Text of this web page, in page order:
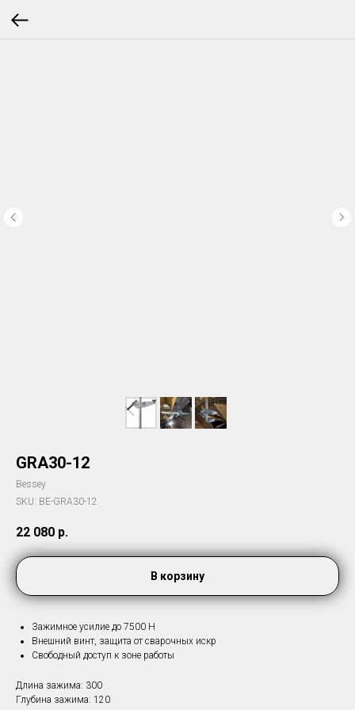
GRA30-12
Bessey
SKU: BE-GRA30-12
22 080 р.
В корзину
Зажимное усилие до 7500 Н
Внешний винт, защита от сварочных искр
Свободный доступ к зоне работы
Длина зажима: 300
Глубина зажима: 120